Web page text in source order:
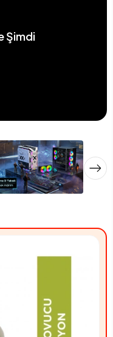
Şimdi